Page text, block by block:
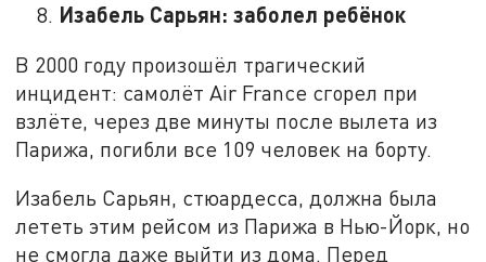
Изабель Сарьян: заболел ребёнок
В 2000 году произошёл трагический
инцидент: самолёт Air France сгорел при
взлёте, через две минуты после вылета из
Парижа, погибли все 109 человек на борту.
Изабель Сарьян, стюардесса, должна была
лететь этим рейсом из Парижа в Нью-Йорк, но
не смогла даже выйти из дома. Перед